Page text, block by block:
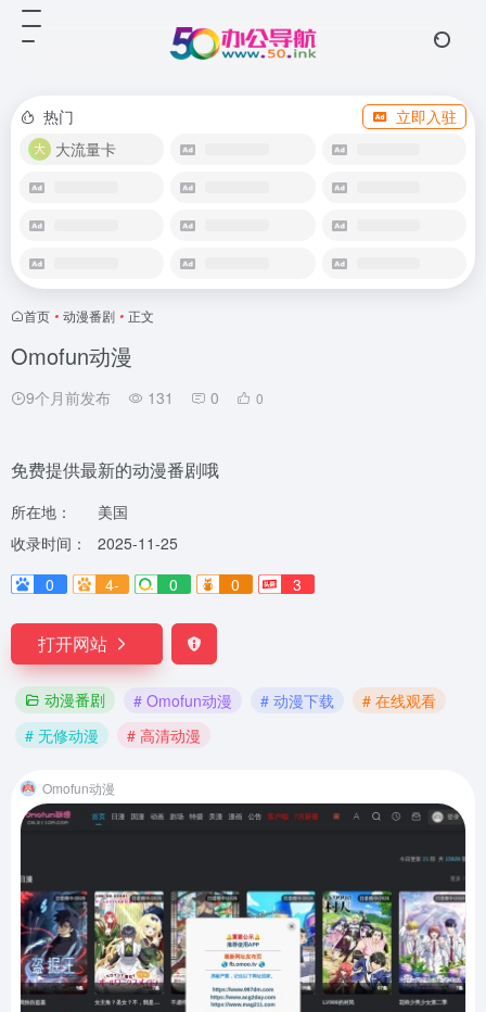
热门
立即入驻
大流量卡
首页 • 动漫番剧 • 正文
Omofun动漫
9个月前发布 131 0 0
免费提供最新的动漫番剧哦
所在地：
美国
收录时间：
2025-11-25
0
4- 0 0 3
打开网站
动漫番剧 # Omofun动漫 # 动漫下载
# 在线观看
# 无修动漫
# 高清动漫
Omofun动漫